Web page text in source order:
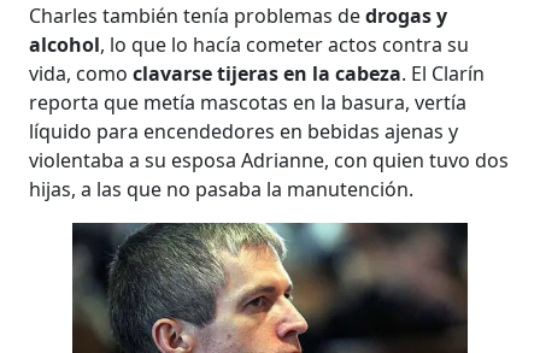
Charles también tenía problemas dedrogas y
alcohol, lo que lo hacía cometer actos contra su
vida, comoclavarse tijeras en la cabeza. El Clarín
reporta que metía mascotas en la basura, vertía
líquido para encendedores en bebidas ajenas y
violentaba a su esposa Adrianne, con quien tuvo dos
hijas, a las que no pasaba la manutención.